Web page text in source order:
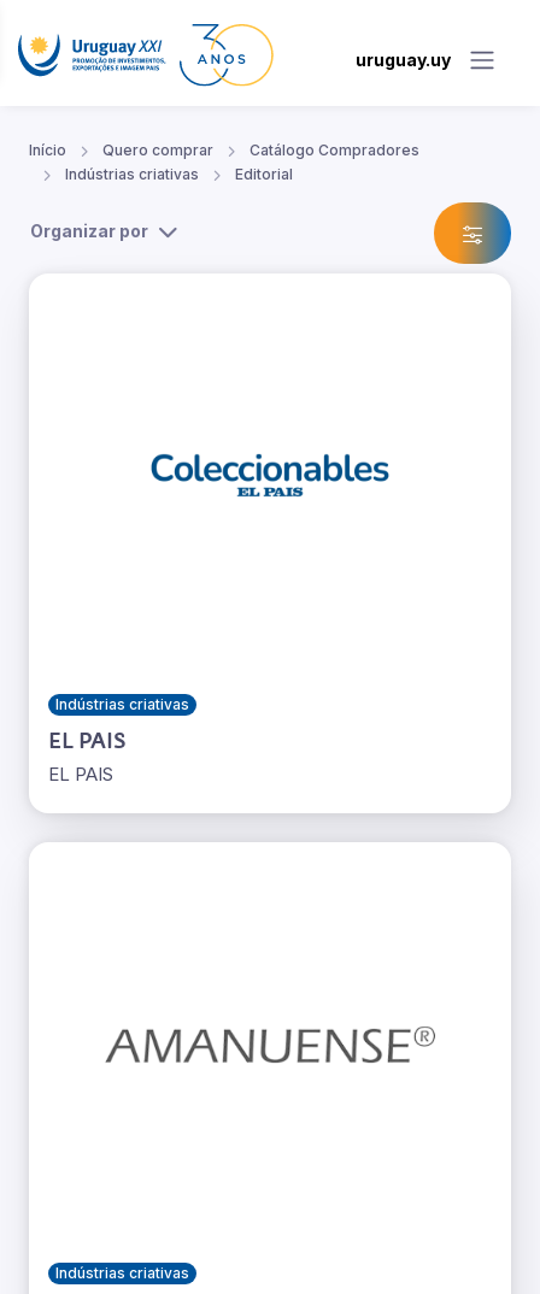
uruguay.uy
Início Quero comprar
Catálogo Compradores
Indústrias criativas
Editorial
Organizar por
Indústrias criativas
EL PAIS
EL PAIS
Indústrias criativas